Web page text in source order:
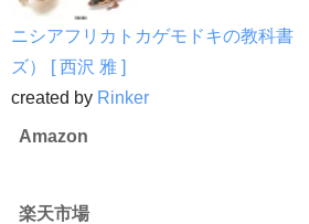
ニシアフリカトカゲモドキの教科書
ズ） [ 西沢 雅 ]
created by Rinker
Amazon
楽天市場